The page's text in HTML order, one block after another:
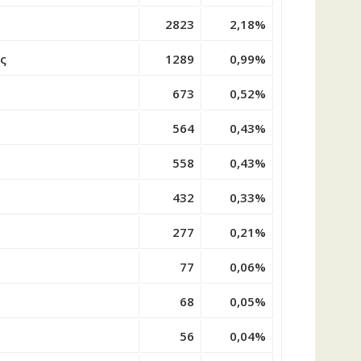
2823 2,18%
1289 0,99%
673 0,52%
564 0,43%
558 0,43%
432 0,33%
277 0,21%
77 0,06%
68 0,05%
56 0,04%